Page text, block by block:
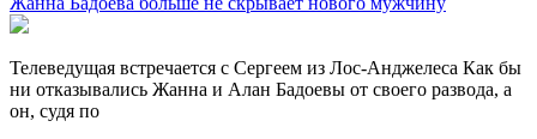
Телеведущая встречается с Сергеем из Лос-Анджелеса Как бы
ни отказывались Жанна и Алан Бадоевы от своего развода, а
он, судя по